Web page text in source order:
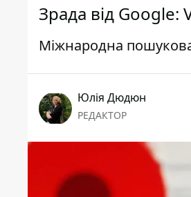
Зрада від Google:
Міжнародна
Юлія Дюдюн
РЕДАКТОР